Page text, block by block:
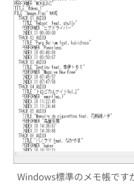
Windows標準のメモ帳です